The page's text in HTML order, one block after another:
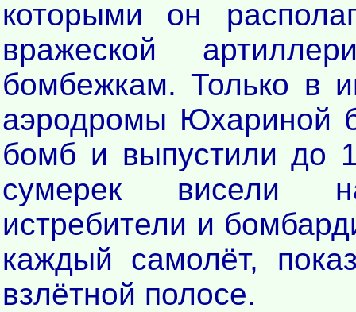
которыми он
вражеской
бомбежкам. Только в
аэродромы Юхариной
бомб и выпустили до
сумерек висели
истребители и
каждый самолёт,
взлётной полосе.